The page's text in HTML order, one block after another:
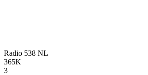
Radio 538 NL
365K
3